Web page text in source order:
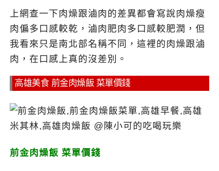
上網查一下肉燥跟滷肉的差異都會寫說肉燥瘦
肉偏多口感較乾，滷肉肥肉多口感較肥潤，但
我看來只是南北部名稱不同，這裡的肉燥跟滷
肉，在口感上真的沒差別。
高雄美食 前金肉燥飯 菜單價錢
前金肉燥飯 菜單價錢